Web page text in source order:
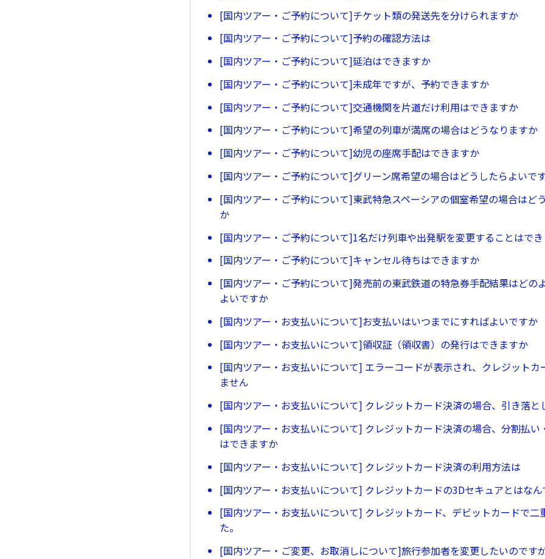
[国内ツアー・ご予約について]チケット類の発送先を分けられますか
[国内ツアー・ご予約について]予約の確認方法は
[国内ツアー・ご予約について]延泊はできますか
[国内ツアー・ご予約について]未成年ですが、予約できますか
[国内ツアー・ご予約について]交通機関を片道だけ利用はできますか
[国内ツアー・ご予約について]希望の列車が満席の場合はどうなりますか
[国内ツアー・ご予約について]幼児の座席手配はできますか
[国内ツアー・ご予約について]グリーン席希望の場合はどうしたらよいで
[国内ツアー・ご予約について]東武特急スペーシアの個室希望の場合はど
か
[国内ツアー・ご予約について]1名だけ列車や出発駅を変更することはで
[国内ツアー・ご予約について]キャンセル待ちはできますか
[国内ツアー・ご予約について]発売前の東武鉄道の特急券手配結果はどの
よいですか
[国内ツアー・お支払いについて]お支払いはいつまでにすればよいですか
[国内ツアー・お支払いについて]領収証（領収書）の発行はできますか
[国内ツアー・お支払いについて] エラーコードが表示され、クレジットカ
ません
[国内ツアー・お支払いについて] クレジットカード決済の場合、引き落と
[国内ツアー・お支払いについて] クレジットカード決済の場合、分割払い
はできますか
[国内ツアー・お支払いについて] クレジットカード決済の利用方法は
[国内ツアー・お支払いについて] クレジットカードの3Dセキュアとはな
[国内ツアー・お支払いについて] クレジットカード、デビットカードで二
た。
[国内ツアー・ご変更、お取消しについて]旅行参加者を変更したいのです